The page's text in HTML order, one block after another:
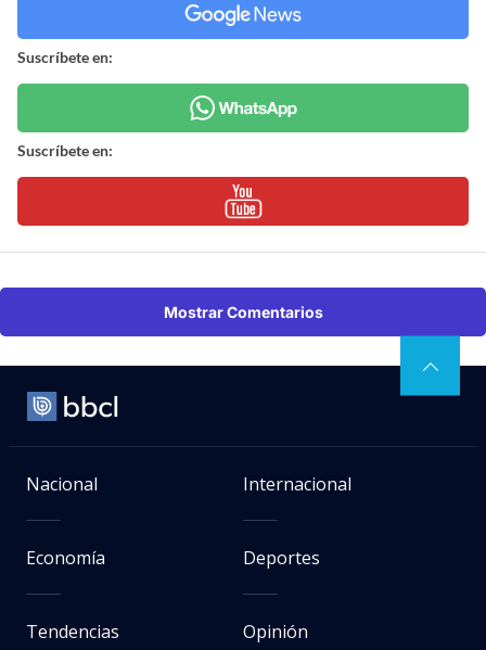
Suscríbete en:
Suscríbete en:
Mostrar Comentarios
Nacional Internacional
Economía Deportes
Tendencias Opinión